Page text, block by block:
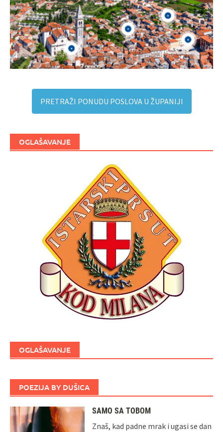
PRETRAŽI PONUDU POSLOVA U ŽUPANIJI
OGLAŠAVANJE
OGLAŠAVANJE
POEZIJA BY DUŠICA
SAMO SA TOBOM
Znaš, kad padne mrak i ugasi se dan